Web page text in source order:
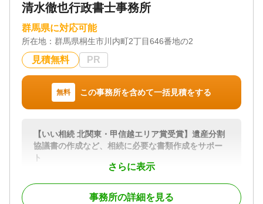
託 / 相続手続き / 銀行手続き / 戸籍収集 / 相続人調査
対応体制
電話相談可 / 訪問可 / 土日相談可 / 初回相談無料 / 18
時以降相談可 / オンライン面談可 / 事務所面談可
清水徹也行政書士事務所
群馬県に対応可能
所在地： 群馬県桐生市川内町2丁目646番地の2
見積無料 PR
無料 この事務所を含めて一括見積をする
さらに表示
【いい相続 北関東・甲信越エリア賞受賞】遺産分割
協議書の作成など、相続に必要な書類作成をサポー
ト
遺言書作成のサポートや遺言書がなかった場合の 遺
産分割協議書の作成など相続に関する サポートを行
っております。事務所の詳細を見る